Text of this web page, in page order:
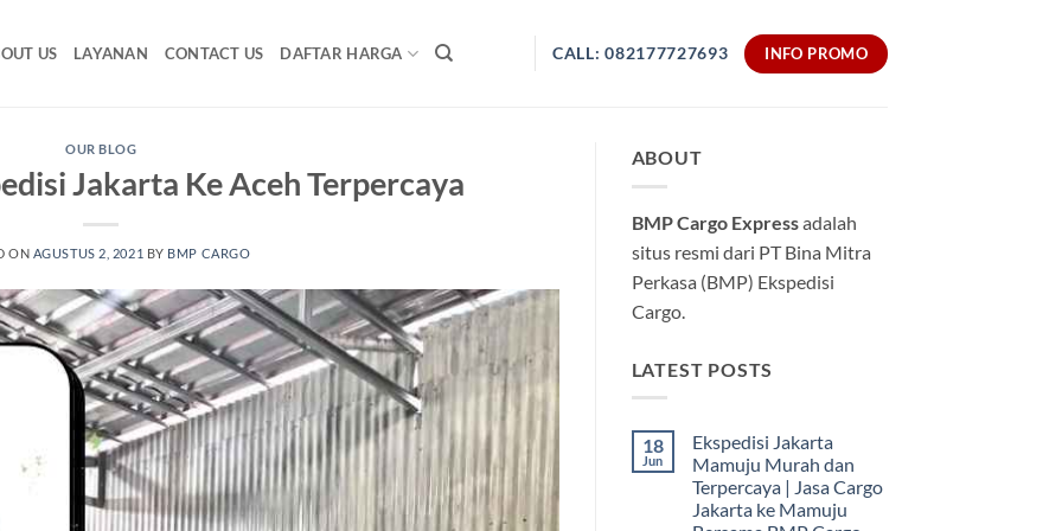
US LAYANAN CONTACT US DAFTAR HARGA CALL: 082177727693 INFO PROMO
OUR BLOG
Jakarta Ke Aceh Terpercaya
ON AGUSTUS 2, 2021 BY BMP CARGO
ABOUT
BMP Cargo Expressadalah
situs resmi dari PT Bina Mitra
Perkasa (BMP) Ekspedisi
Cargo.
LATEST POSTS
18
Jun
Ekspedisi Jakarta
Mamuju Murah dan
Terpercaya | Jasa Cargo
Jakarta ke Mamuju